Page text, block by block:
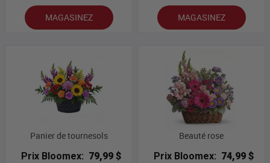
MAGASINEZ MAGASINEZ
Panier de tournesols
Prix Bloomex: 79,99 $
Beauté rose
Prix Bloomex: 74,99 $